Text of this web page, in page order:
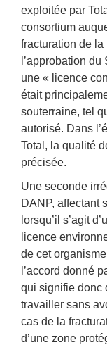
exploitée par
consortium
fracturation de la
l’approbation
une « licence
était
souterraine, tel
autorisé. Dans
Total, la qualité
précisée.
Une seconde
DANP, affectant
lorsqu’il s’agit
licence
de cet
l’accord donné
qui signifie donc
travailler sans
cas de la
d’une zone